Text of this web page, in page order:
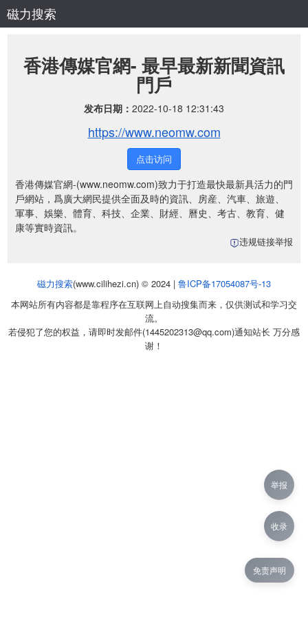
磁力搜索
香港傳媒官網- 最早最新新聞資訊
門戶
发布日期： 2022-10-18 12:31:43
https://www.neomw.com
点击访问
香港傳媒官網-(www.neomw.com)致力于打造最快最新具活力的門
戶網站，爲廣大網民提供全面及時的資訊、房産、汽車、旅遊、
軍事、娛樂、體育、科技、企業、財經、曆史、考古、教育、健
康等實時資訊。
违规链接举报
磁力搜索(www.cilihezi.cn) © 2024 | 鲁ICP备17054087号-13
本网站所有内容都是靠程序在互联网上自动搜集而来，仅供测试和学习交
流。
若侵犯了您的权益，请即时发邮件(1445202313@qq.com)通知站长 万分感
谢！
免责声明
举报
收录